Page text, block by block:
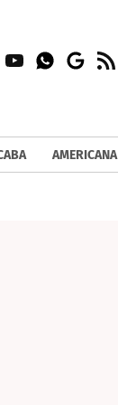
YouTubeWhatsapp
Google
RSS
AMERICANA